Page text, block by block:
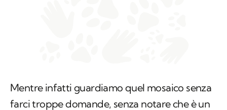
Mentre infatti guardiamo quel mosaico senza
farci troppe domande, senza notare che è un